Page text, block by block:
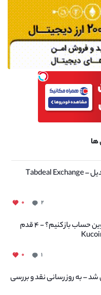
ها
نقد و بررسی صرافی تبدیل – Tabdeal Exchange
۲ ۰
چگونه در صرافی کوکوین حساب باز کنیم؟ - ۴ قدم
۱ ۰
– به روز رسانی نقد و بررسی